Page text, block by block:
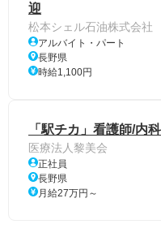
迎
松本シェル石油株式会社
アルバイト・パート
長野県
時給1,100円
「駅チカ」看護師/内
医療法人黎美会
正社員
長野県
月給27万円～